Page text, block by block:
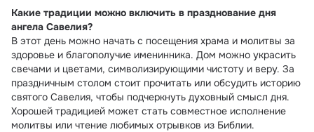
Какие традиции можно включить в празднование дня
ангела Савелия?
В этот день можно начать с посещения храма и молитвы за
здоровье и благополучие именинника. Дом можно украсить
свечами и цветами, символизирующими чистоту и веру. За
праздничным столом стоит прочитать или обсудить историю
святого Савелия, чтобы подчеркнуть духовный смысл дня.
Хорошей традицией может стать совместное исполнение
молитвы или чтение любимых отрывков из Библии.